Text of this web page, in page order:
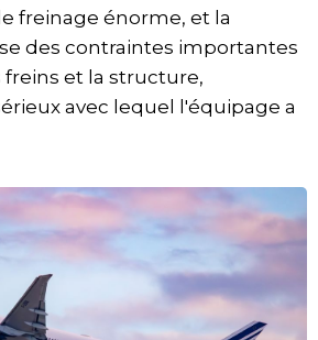
freinage énorme, et la
des contraintes importantes
freins et la structure,
avec lequel l'équipage a